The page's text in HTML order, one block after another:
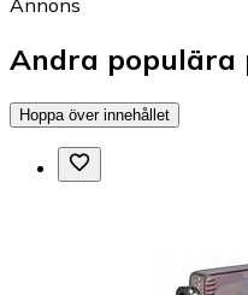
Andra populära
Hoppa över innehållet